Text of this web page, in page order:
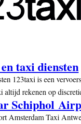
taxi diensten
123taxi is een
rekenen op
Schiphol
Taxi